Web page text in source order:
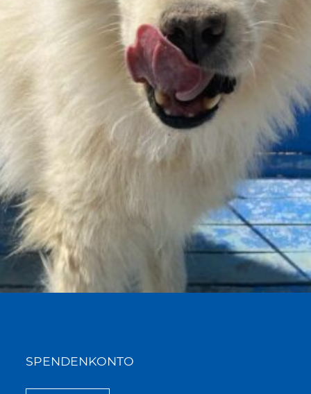
SPENDENKONTO